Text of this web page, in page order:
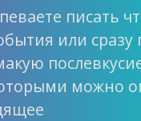
писать
или сразу
можно